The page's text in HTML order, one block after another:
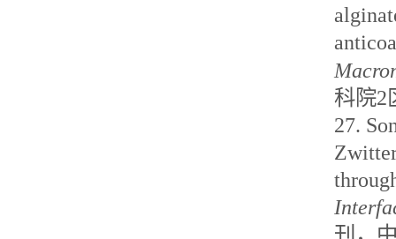
科院2
27.
刊 ，